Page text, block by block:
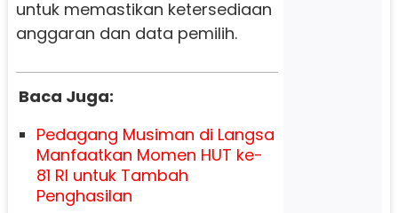
untuk memastikan ketersediaan
anggaran dan data pemilih.
Baca Juga:
Pedagang Musiman di Langsa
Manfaatkan Momen HUT ke-
81 RI untuk Tambah
Penghasilan